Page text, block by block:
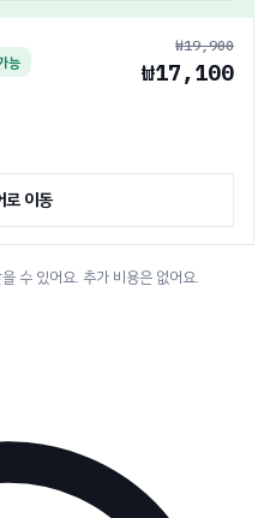
능
₩19,900
₩17,100
로 이동
수 있어요. 추가 비용은 없어요.